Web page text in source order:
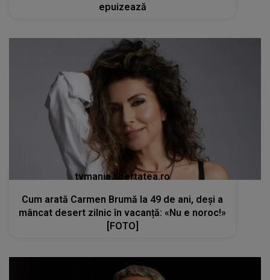
epuizează
tvmania.libertatea.ro
Cum arată Carmen Brumă la 49 de ani, deși a
mâncat desert zilnic în vacanță: «Nu e noroc!»
[FOTO]